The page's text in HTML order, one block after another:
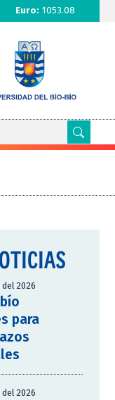
Euro: 1053.08
2026
para
2026